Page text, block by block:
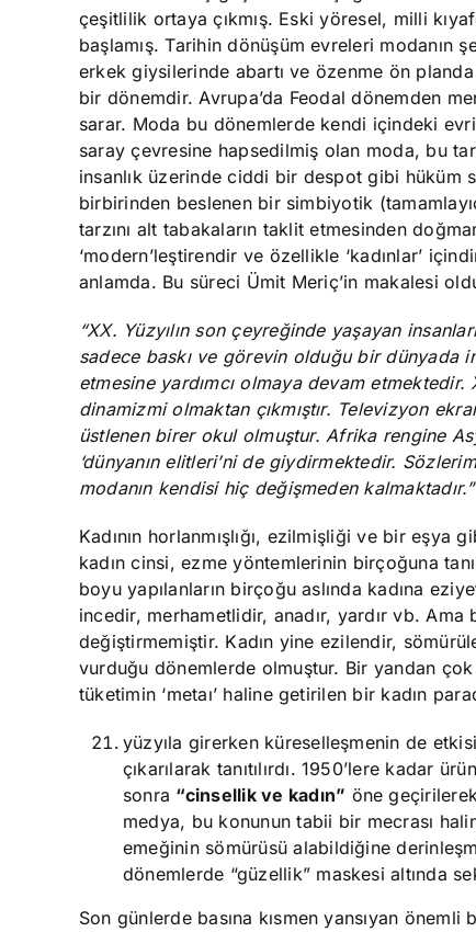
çeşitlilik ortaya çıkmış. Eski yöresel, milli
başlamış. Tarihin dönüşüm evreleri
erkek giysilerinde abartı ve özenme ön
bir dönemdir. Avrupa’da Feodal dönemden
sarar. Moda bu dönemlerde kendi içindeki
saray çevresine hapsedilmiş olan moda, bu
insanlık üzerinde ciddi bir despot gibi hüküm
birbirinden beslenen bir simbiyotik
tarzını alt tabakaların taklit etmesinden
‘modern’leştirendir ve özellikle ‘kadınlar’
anlamda. Bu süreci Ümit Meriç’in makalesi
“XX. Yüzyılın son çeyreğinde yaşayan
sadece baskı ve görevin olduğu bir dünyada
etmesine yardımcı olmaya devam
dinamizmi olmaktan çıkmıştır. Televizyon
üstlenen birer okul olmuştur. Afrika rengine
‘dünyanın elitleri’ni de giydirmektedir.
modanın kendisi hiç değişmeden
Kadının horlanmışlığı, ezilmişliği ve bir eşya
kadın cinsi, ezme yöntemlerinin birçoğuna
boyu yapılanların birçoğu aslında kadına
incedir, merhametlidir, anadır, yardır vb.
değiştirmemiştir. Kadın yine ezilendir,
vurduğu dönemlerde olmuştur. Bir yandan
tüketimin ‘metaı’ haline getirilen bir kadın
yüzyıla girerken küreselleşmenin de
çıkarılarak tanıtılırdı. 1950’lere kadar
sonra “cinsellik ve kadın” öne
medya, bu konunun tabii bir mecrası
emeğinin sömürüsü alabildiğine
dönemlerde “güzellik” maskesi altında
Son günlerde basına kısmen yansıyan